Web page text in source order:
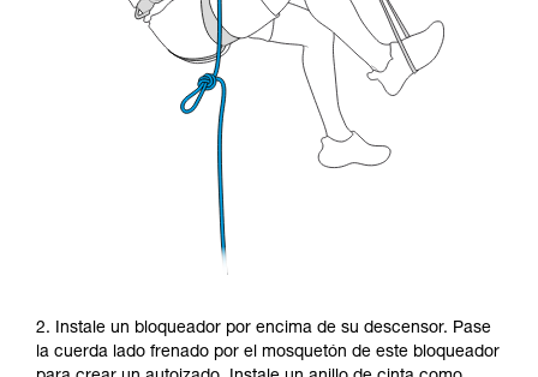
2. Instale un bloqueador por encima de su descensor. Pase
la cuerda lado frenado por el mosquetón de este bloqueador